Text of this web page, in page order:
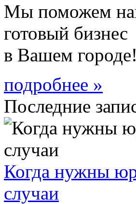
Мы поможем
готовый бизнес
в Вашем городе!
подробнее »
Последние
Когда нужны
случаи